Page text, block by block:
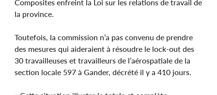
Composites enfreint la Loi sur les relations de travail de
la province.
Toutefois, la commission n’a pas convenu de prendre
des mesures qui aideraient à résoudre le lock-out des
30 travailleuses et travailleurs de l’aérospatiale de la
section locale 597 à Gander, décrété il y a 410 jours.